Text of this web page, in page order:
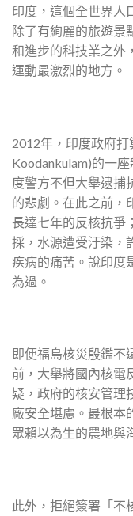
印度，這個全世界人
除了有絢麗的旅遊景
和進步的科技業之外
運動最激烈的地方。
2012年，印度政府
Koodankulam)的一
度警方不但大舉逮捕
的悲劇。在此之前，
長達七年的反核抗爭；
採，水源遭受汙染，
疾病的痛苦。 說印度
為過。
即便福島核災殷鑑不
前， 大舉將國內核電
疑， 政府的核安管理
廠安全堪慮。 最根本
眾賴以為生的農地與
此外，拒絕簽署「不